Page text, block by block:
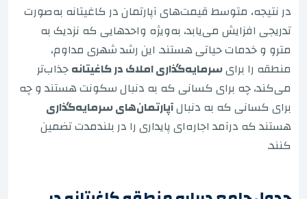
در نتیجه، متوسط قیمت‌های آپارتمان در کاغیتانه به‌صورت
تدریجی افزایش می‌یابد، به‌ویژه واحدهایی که نزدیک به
مترو و خدمات حیاتی هستند. این رشد شهری مداوم،
منطقه را برایسرمایه‌گذاری املاک در کاغیتانهجذاب‌تر
می‌کند، چه برای کسانی که به دنبال سکونت هستند و چه
برای کسانی که به دنبالآپارتمان‌های سرمایه‌گذاری
هستند که درآمد اجاره‌ای پایداری را در بلندمدت تضمین
کنند.